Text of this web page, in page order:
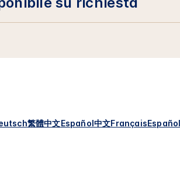
繁體中文Español中文Français